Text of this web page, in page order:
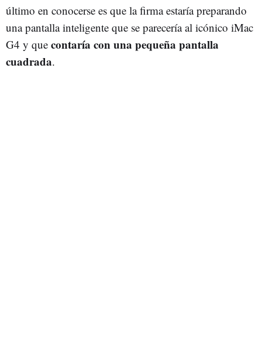
último en conocerse es que la firma estaría preparando
una pantalla inteligente que se parecería al icónico iMac
G4 y que contaría con una pequeña pantalla
cuadrada.